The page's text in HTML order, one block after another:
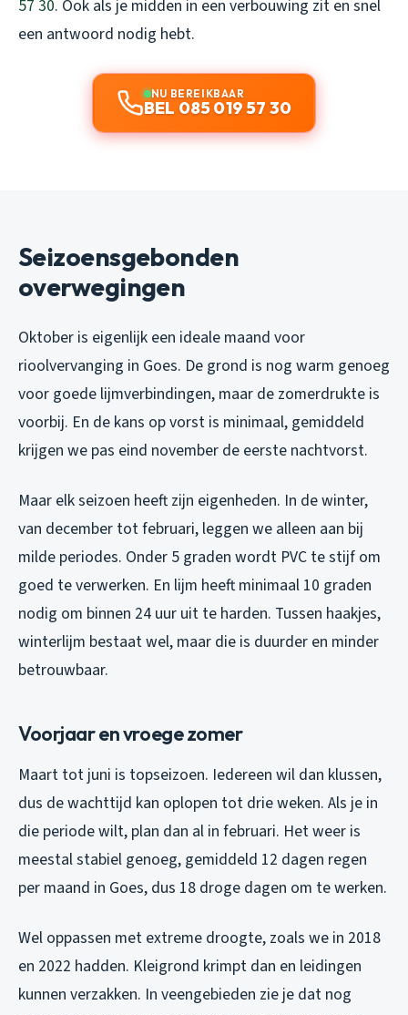
57 30. Ook als je midden in een verbouwing zit en snel
een antwoord nodig hebt.
NU BEREIKBAAR
BEL 085 019 57 30
Seizoensgebonden
overwegingen
Oktober is eigenlijk een ideale maand voor
rioolvervanging in Goes. De grond is nog warm genoeg
voor goede lijmverbindingen, maar de zomerdrukte is
voorbij. En de kans op vorst is minimaal, gemiddeld
krijgen we pas eind november de eerste nachtvorst.
Maar elk seizoen heeft zijn eigenheden. In de winter,
van december tot februari, leggen we alleen aan bij
milde periodes. Onder 5 graden wordt PVC te stijf om
goed te verwerken. En lijm heeft minimaal 10 graden
nodig om binnen 24 uur uit te harden. Tussen haakjes,
winterlijm bestaat wel, maar die is duurder en minder
betrouwbaar.
Voorjaar en vroege zomer
Maart tot juni is topseizoen. Iedereen wil dan klussen,
dus de wachttijd kan oplopen tot drie weken. Als je in
die periode wilt, plan dan al in februari. Het weer is
meestal stabiel genoeg, gemiddeld 12 dagen regen
per maand in Goes, dus 18 droge dagen om te werken.
Wel oppassen met extreme droogte, zoals we in 2018
en 2022 hadden. Kleigrond krimpt dan en leidingen
kunnen verzakken. In veengebieden zie je dat nog